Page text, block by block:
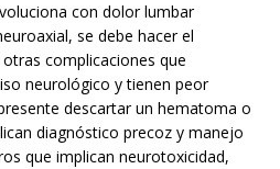
con dolor lumbar
se debe hacer el
complicaciones que
neurológico y tienen peor
descartar un hematoma o
diagnóstico precoz y manejo
que implican neurotoxicidad,